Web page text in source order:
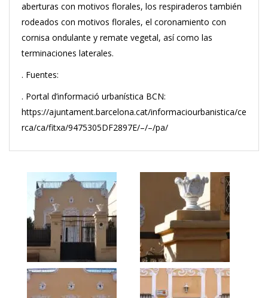
aberturas con motivos florales, los respiraderos también
rodeados con motivos florales, el coronamiento con
cornisa ondulante y remate vegetal, así como las
terminaciones laterales.
. Fuentes:
. Portal d’informació urbanística BCN:
https://ajuntament.barcelona.cat/informaciourbanistica/ce
rca/ca/fitxa/9475305DF2897E/–/–/pa/